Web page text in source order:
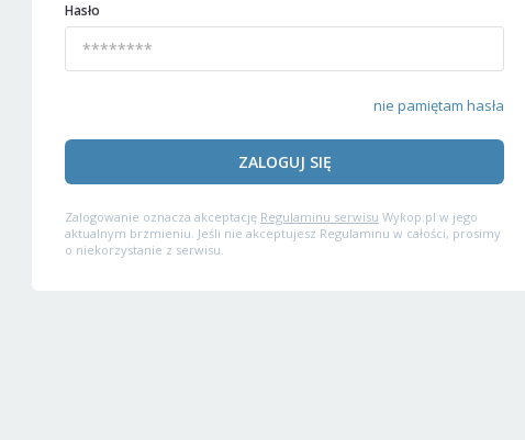
Hasło
nie pamiętam hasła
ZALOGUJ SIĘ
Zalogowanie oznacza akceptację Regulaminu serwisu Wykop.pl w jego
aktualnym brzmieniu. Jeśli nie akceptujesz Regulaminu w całości, prosimy
o niekorzystanie z serwisu.